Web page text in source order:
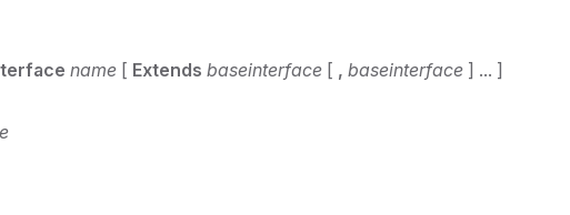
name [ Extends baseinterface [ , baseinterface ] ... ]